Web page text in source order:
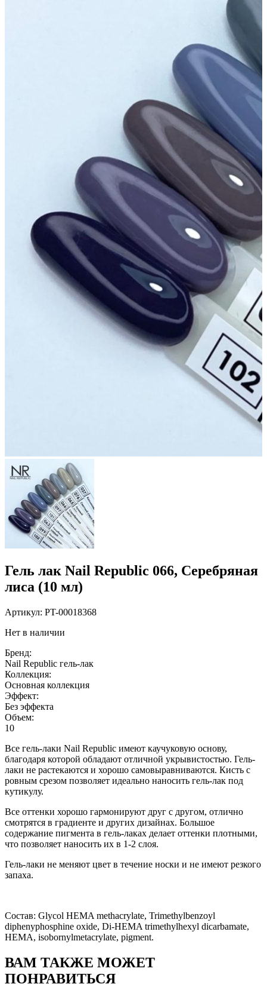
Гель лак Nail Republic 066, Серебряная
лиса (10 мл)
Артикул: PT-00018368
Нет в наличии
Бренд:
Nail Republic гель-лак
Коллекция:
Основная коллекция
Эффект:
Без эффекта
Объем:
10
Все гель-лаки Nail Republic имеют каучуковую основу,
благодаря которой обладают отличной укрывистостью. Гель-
лаки не растекаются и хорошо самовыравниваются. Кисть с
ровным срезом позволяет идеально наносить гель-лак под
кутикулу.
Все оттенки хорошо гармонируют друг с другом, отлично
смотрятся в градиенте и других дизайнах. Большое
содержание пигмента в гель-лаках делает оттенки плотными,
что позволяет наносить их в 1-2 слоя.
Гель-лаки не меняют цвет в течение носки и не имеют резкого
запаха.
Состав: Glycol HEMA methacrylate, Trimethylbenzoyl
diphenyphosphine oxide, Di-HEMA trimethylhexyl dicarbamate,
HEMA, isobornylmetacrylate, pigment.
ВАМ ТАКЖЕ МОЖЕТ
ПОНРАВИТЬСЯ